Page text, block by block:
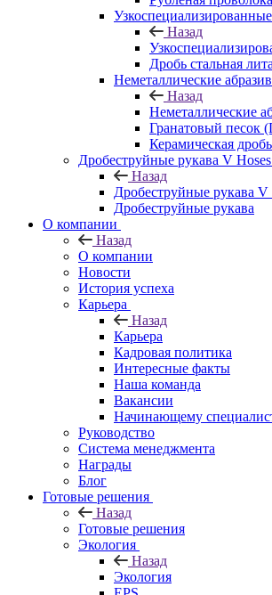
Назад
Дробь стальная
Неметаллические
Назад
Неметаллические
Гранатовый песок
Керамическая дробь
Дробеструйные рукава V Hoses
Назад
Дробеструйные рукава V
Дробеструйные рукава
О компании
Назад
О компании
Новости
История успеха
Карьера
Назад
Карьера
Кадровая политика
Интересные факты
Наша команда
Вакансии
Начинающему
Руководство
Система менеджмента
Награды
Блог
Готовые решения
Назад
Готовые решения
Экология
Назад
Экология